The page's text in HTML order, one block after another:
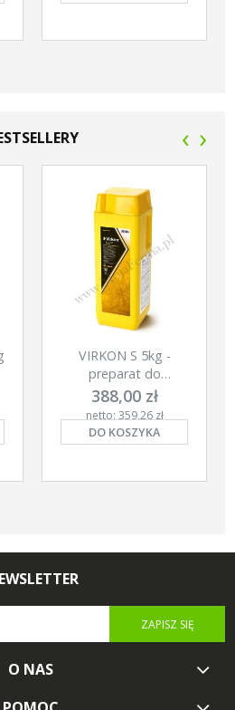
VIRKON S 5kg -
preparat do
dezynfecji w proszku
388,00 zł
netto: 359,26 zł
DO KOSZYKA
‹ ›
ZAPISZ SIĘ
O NAS